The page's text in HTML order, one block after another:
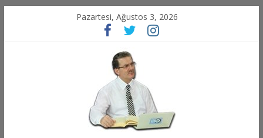
Pazartesi, Ağustos 3, 2026